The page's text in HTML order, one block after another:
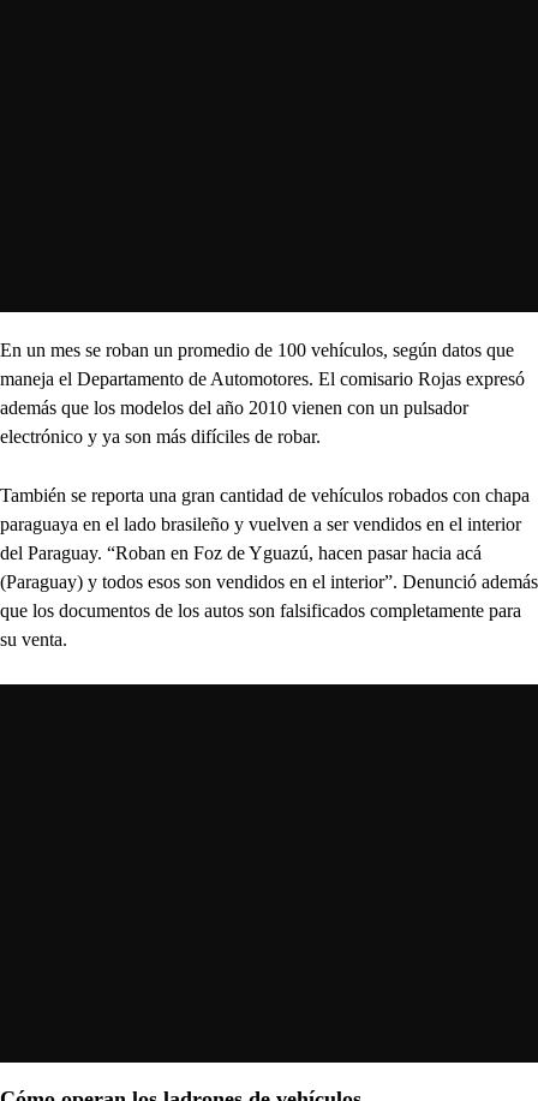
En un mes se roban un promedio de 100 vehículos, según datos que
maneja el Departamento de Automotores. El comisario Rojas expresó
además que los modelos del año 2010 vienen con un pulsador
electrónico y ya son más difíciles de robar.
También se reporta una gran cantidad de vehículos robados con chapa
paraguaya en el lado brasileño y vuelven a ser vendidos en el interior
del Paraguay. “Roban en Foz de Yguazú, hacen pasar hacia acá
(Paraguay) y todos esos son vendidos en el interior”. Denunció además
que los documentos de los autos son falsificados completamente para
su venta.